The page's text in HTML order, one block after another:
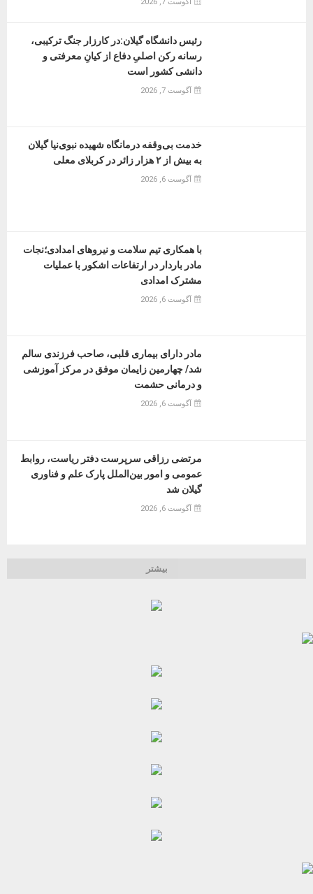
رئیس دانشگاه گیلان:در کارزار جنگ ترکیبی،
رسانه رکن اصلیِ دفاع از کیانِ معرفتی و
دانشی کشور است
آگوست 7, 2026
خدمت بی‌وقفه درمانگاه شهیده نبوی‌نیا گیلان
به بیش از ۲ هزار زائر در کربلای معلی
آگوست 6, 2026
با همکاری تیم سلامت و نیروهای امدادی؛نجات
مادر باردار در ارتفاعات اشکور با عملیات
مشترک امدادی
آگوست 6, 2026
مادر دارای بیماری قلبی، صاحب فرزندی سالم
شد/ چهارمین زایمان موفق در مرکز آموزشی
و درمانی حشمت
آگوست 6, 2026
مرتضی رزاقی سرپرست دفتر ریاست، روابط
عمومی و امور بین‌الملل پارک علم و فناوری
گیلان شد
آگوست 6, 2026
بیشتر